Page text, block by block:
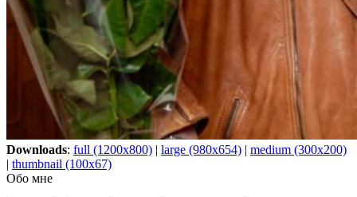
Downloads: full (1200x800) | large (980x654) | medium (300x200)
| thumbnail (100x67)
Обо мне